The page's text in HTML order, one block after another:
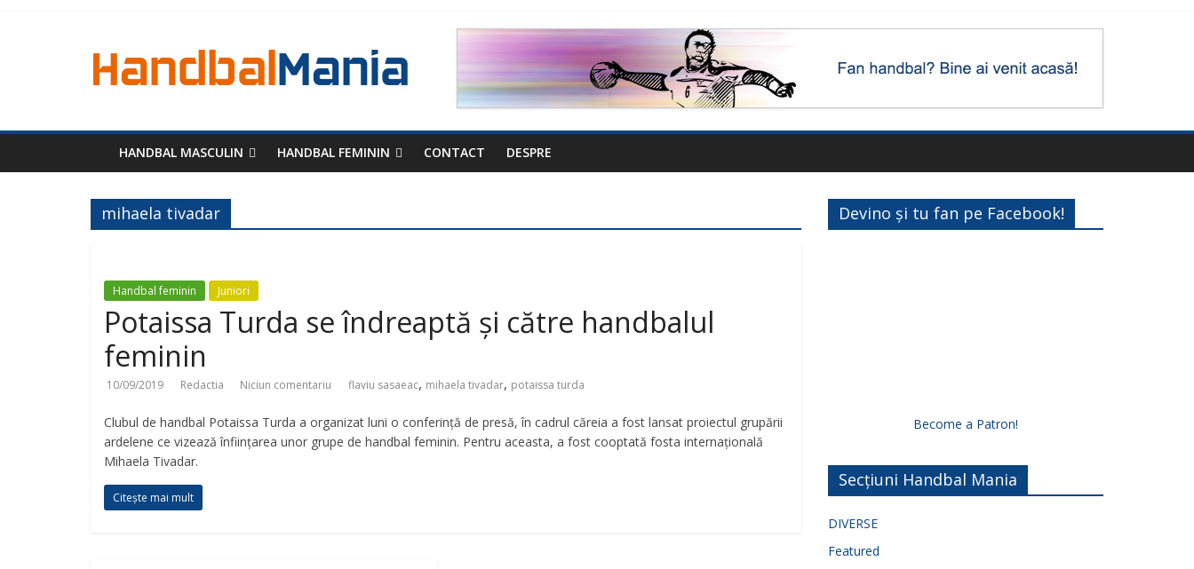
HANDBAL MASCULIN HANDBAL FEMININ CONTACT DESPRE
mihaela tivadar
Handbal feminin Juniori
Potaissa Turda se îndreaptă și către handbalul
feminin
10/09/2019 Redactia Niciun comentariu flaviu sasaeac, mihaela tivadar, potaissa turda
Clubul de handbal Potaissa Turda a organizat luni o conferință de presă, în cadrul căreia a fost lansat proiectul grupării
ardelene ce vizează înființarea unor grupe de handbal feminin. Pentru aceasta, a fost cooptată fosta internațională
Mihaela Tivadar.
Citește mai mult
Devino și tu fan pe Facebook!
Become a Patron!
Secțiuni Handbal Mania
DIVERSE
Featured